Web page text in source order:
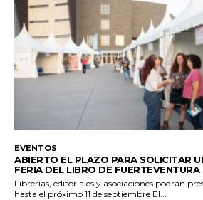
EVENTOS
ABIERTO EL PLAZO PARA SOLICITAR
FERIA DEL LIBRO DE FUERTEVENTURA
Librerías, editoriales y asociaciones podrán
hasta el próximo 11 de septiembre El...